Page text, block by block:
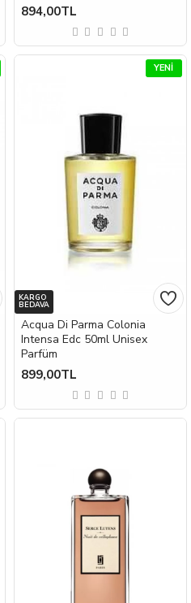
894,00TL
YENI
KARGO
BEDAVA
Acqua Di Parma Colonia
Intensa Edc 50ml Unisex
Parfüm
899,00TL